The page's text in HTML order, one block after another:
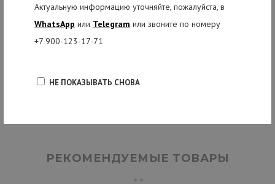
Актуальную информацию уточняйте, пожалуйста, в
WhatsApp или Telegram или звоните по номеру
+7 900-123-17-71
НЕ ПОКАЗЫВАТЬ СНОВА
РЕКОМЕНДУЕМЫЕ ТОВАРЫ